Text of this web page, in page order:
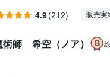
4.9(212) 販売実
術師 希空（ノア）